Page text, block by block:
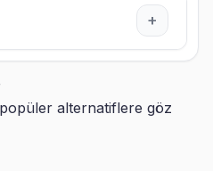
+
alternatiflere göz